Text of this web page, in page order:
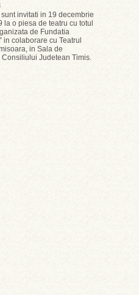
invitati in 19 decembrie
la o piesa de teatru cu totul
de Fundatia
in colaborare cu Teatrul
in Sala de
Consiliului Judetean Timis.